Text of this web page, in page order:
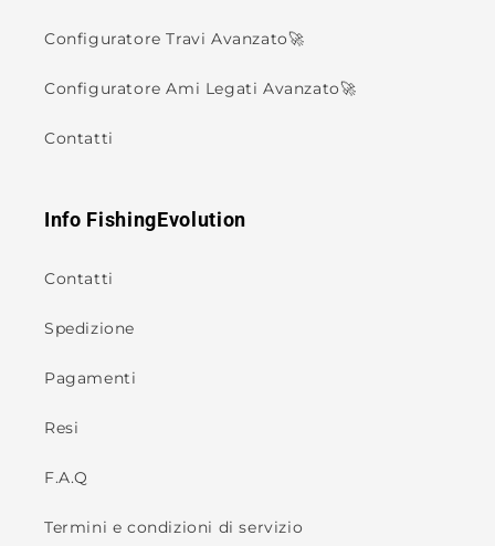
Configuratore Travi Avanzato🚀
Configuratore Ami Legati Avanzato🚀
Contatti
Info FishingEvolution
Contatti
Spedizione
Pagamenti
Resi
F.A.Q
Termini e condizioni di servizio